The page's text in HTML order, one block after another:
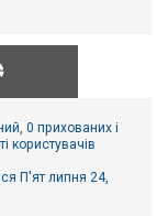
0 прихованих і
користувачів
П'ят липня 24,